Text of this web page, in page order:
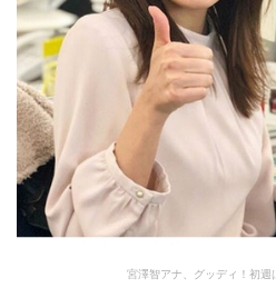
宮澤智アナ、グッディ！初週